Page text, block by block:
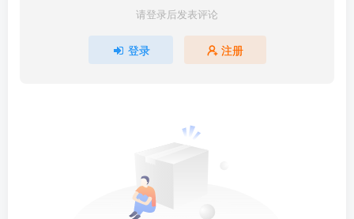
请登录后发表评论
登录 注册